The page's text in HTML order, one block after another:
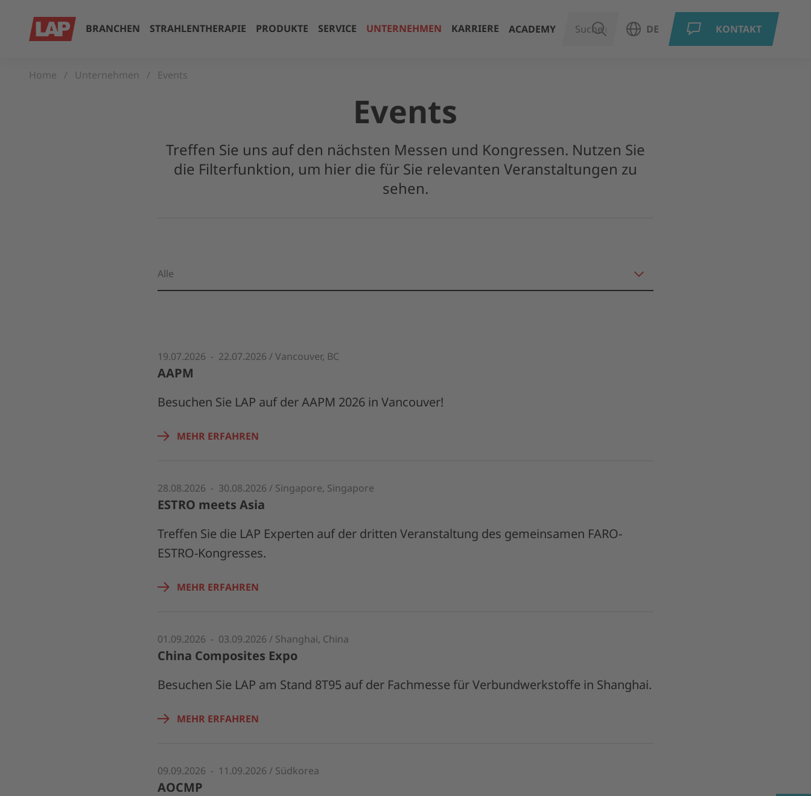
BRANCHEN STRAHLENTHERAPIE PRODUKTE SERVICE UNTERNEHMEN KARRIERE ACADEMY SUCHENSprachauswahl öffnen
DE KONTAKT
Home Unternehmen Events
Events
Treffen Sie uns auf den nächsten Messen und Kongressen. Nutzen Sie
die Filterfunktion, um hier die für Sie relevanten Veranstaltungen zu
sehen.
19.07.2026 - 22.07.2026 / Vancouver, BC
AAPM
Besuchen Sie LAP auf der AAPM 2026 in Vancouver!
MEHR ERFAHREN
28.08.2026 - 30.08.2026 / Singapore, Singapore
ESTRO meets Asia
Treffen Sie die LAP Experten auf der dritten Veranstaltung des gemeinsamen FARO-
ESTRO-Kongresses.
MEHR ERFAHREN
01.09.2026 - 03.09.2026 / Shanghai, China
China Composites Expo
Besuchen Sie LAP am Stand 8T95 auf der Fachmesse für Verbundwerkstoffe in Shanghai.
MEHR ERFAHREN
09.09.2026 - 11.09.2026 / Südkorea
AOCMP